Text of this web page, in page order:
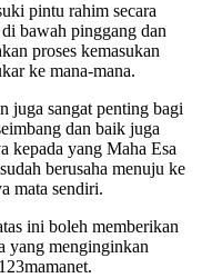
pintu rahim secara
bawah pinggang dan
proses kemasukan
ke mana-mana.
juga sangat penting bagi
dan baik juga
kepada yang Maha Esa
berusaha menuju ke
mata sendiri.
ini boleh memberikan
yang menginginkan